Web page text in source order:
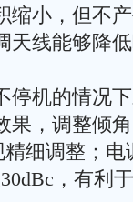
缩小，但不
天线能够降
停机的情况
果，调整倾
细调整；
，有利